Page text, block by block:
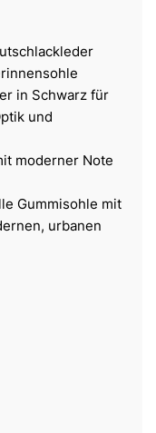
in Schwarz für
und
moderner Note
Gummisohle mit
urbanen